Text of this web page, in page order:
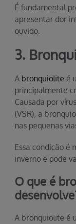
É fundamental
apresentar dor
ouvido.
3.
A bronquiolite é
principalmente
Causada por
(VSR), a
nas pequenas
Essa condição é
inverno e pode
O que é
A bronquiolite é